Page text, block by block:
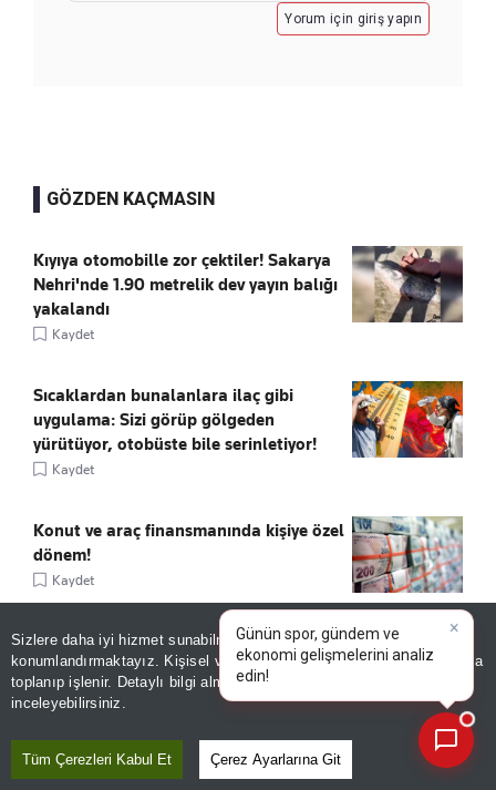
Sizlere daha iyi hizmet sunabilmek adına sitemizdeçerez
konumlandırmaktayız. Kişisel verileriniz, KVKK ve GDPR kapsamında
toplanıp işlenir. Detaylı bilgi almak için
inceleyebilirsiniz.
Tüm Çerezleri Kabul Et Çerez Ayarlarına Git
Yorum için giriş yapın
GÖZDEN KAÇMASIN
Kıyıya otomobille zor çektiler! Sakarya
Nehri'nde 1.90 metrelik dev yayın balığı
yakalandı
Kaydet
Sıcaklardan bunalanlara ilaç gibi
uygulama: Sizi görüp gölgeden
yürütüyor, otobüste bile serinletiyor!
Kaydet
Konut ve araç finansmanında kişiye özel
dönem!
Kaydet
Çevre yolunda faciaya davetiye!
Araçların arasında yüksek hızla yarışıp
makas attılar
Schengen kapılarında sistem kilitlendi:
×
Günün spor, gündem ve
ekonomi gelişmelerini analiz
ed